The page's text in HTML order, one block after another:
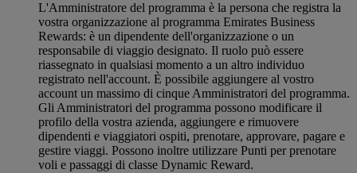
L'Amministratore del programma è la persona che registra la
vostra organizzazione al programma Emirates Business
Rewards: è un dipendente dell'organizzazione o un
responsabile di viaggio designato. Il ruolo può essere
riassegnato in qualsiasi momento a un altro individuo
registrato nell'account. È possibile aggiungere al vostro
account un massimo di cinque Amministratori del programma.
Gli Amministratori del programma possono modificare il
profilo della vostra azienda, aggiungere e rimuovere
dipendenti e viaggiatori ospiti, prenotare, approvare, pagare e
gestire viaggi. Possono inoltre utilizzare Punti per prenotare
voli e passaggi di classe Dynamic Reward.